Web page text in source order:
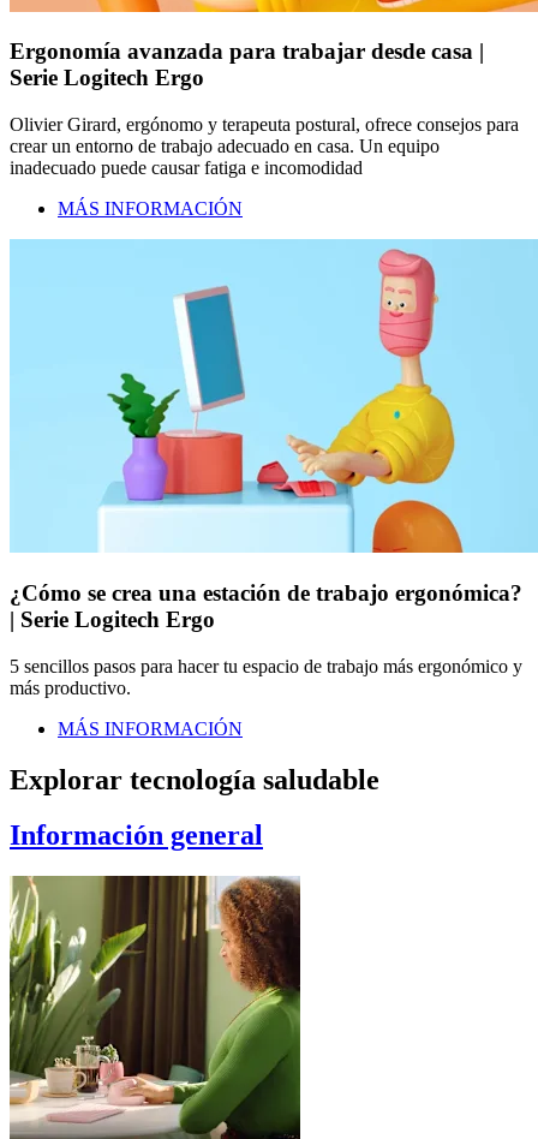
Ergonomía avanzada para trabajar desde casa |
Serie Logitech Ergo
Olivier Girard, ergónomo y terapeuta postural, ofrece consejos para
crear un entorno de trabajo adecuado en casa. Un equipo
inadecuado puede causar fatiga e incomodidad
MÁS INFORMACIÓN
¿Cómo se crea una estación de trabajo ergonómica?
| Serie Logitech Ergo
5 sencillos pasos para hacer tu espacio de trabajo más ergonómico y
más productivo.
MÁS INFORMACIÓN
Explorar tecnología saludable
Información general